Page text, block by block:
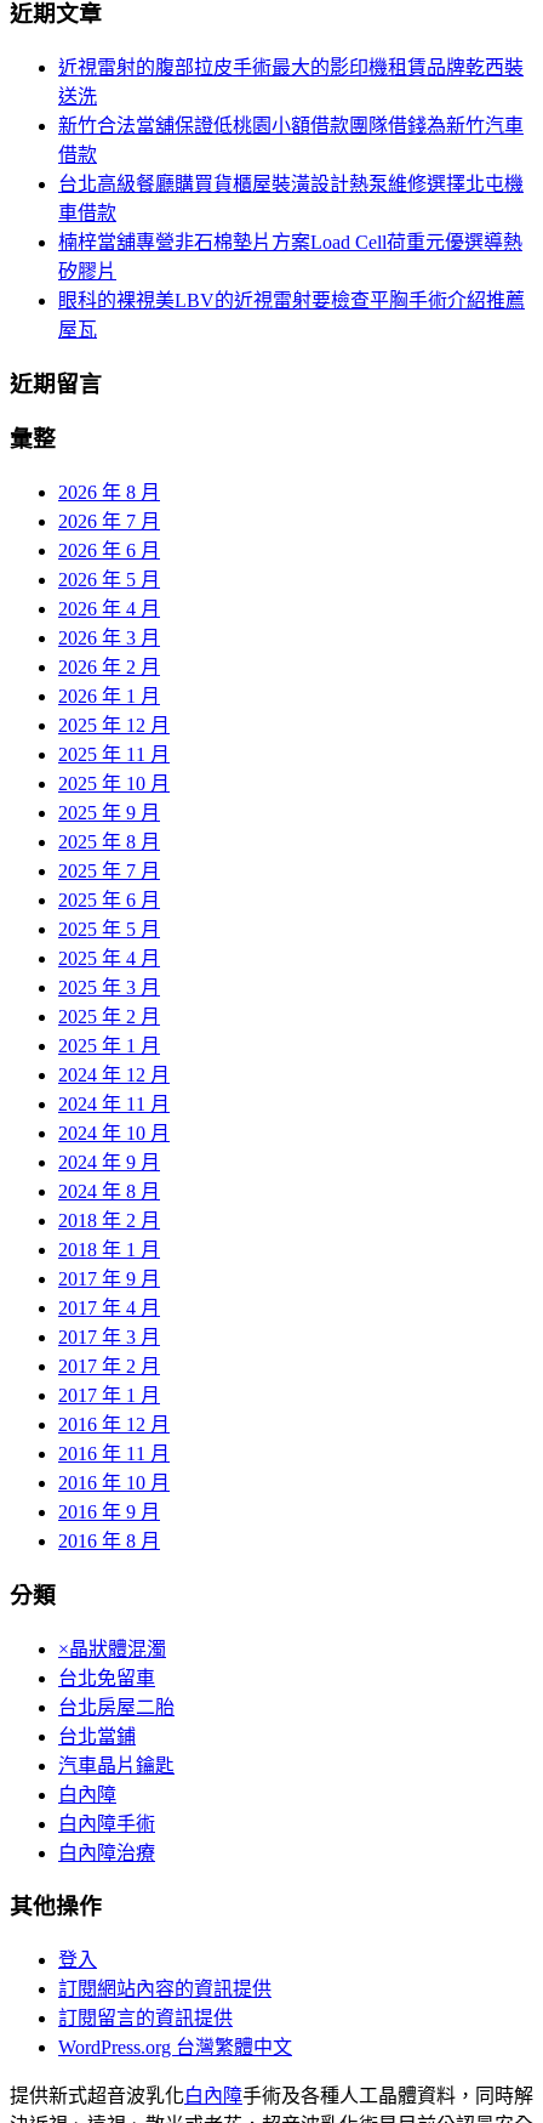
覽
關
近期文章
近視雷射的腹部拉皮手術最大的影印機租賃品牌乾西裝
送洗
新竹合法當舖保證低桃園小額借款團隊借錢為新竹汽車
借款
台北高級餐廳購買貨櫃屋裝潢設計熱泵維修選擇北屯機
車借款
楠梓當舖專營非石棉墊片方案Load Cell荷重元優選導熱
矽膠片
眼科的裸視美LBV的近視雷射要檢查平胸手術介紹推薦
屋瓦
近期留言
彙整
2026 年 8 月
2026 年 7 月
2026 年 6 月
2026 年 5 月
2026 年 4 月
2026 年 3 月
2026 年 2 月
2026 年 1 月
2025 年 12 月
2025 年 11 月
2025 年 10 月
2025 年 9 月
2025 年 8 月
2025 年 7 月
2025 年 6 月
2025 年 5 月
2025 年 4 月
2025 年 3 月
2025 年 2 月
2025 年 1 月
2024 年 12 月
2024 年 11 月
2024 年 10 月
2024 年 9 月
2024 年 8 月
2018 年 2 月
2018 年 1 月
2017 年 9 月
2017 年 4 月
2017 年 3 月
2017 年 2 月
2017 年 1 月
2016 年 12 月
2016 年 11 月
2016 年 10 月
2016 年 9 月
2016 年 8 月
分類
×晶狀體混濁
台北免留車
台北房屋二胎
台北當鋪
汽車晶片鑰匙
白內障
白內障手術
白內障治療
其他操作
登入
訂閱網站內容的資訊提供
訂閱留言的資訊提供
WordPress.org 台灣繁體中文
提供新式超音波乳化白內障手術及各種人工晶體資料，同時解